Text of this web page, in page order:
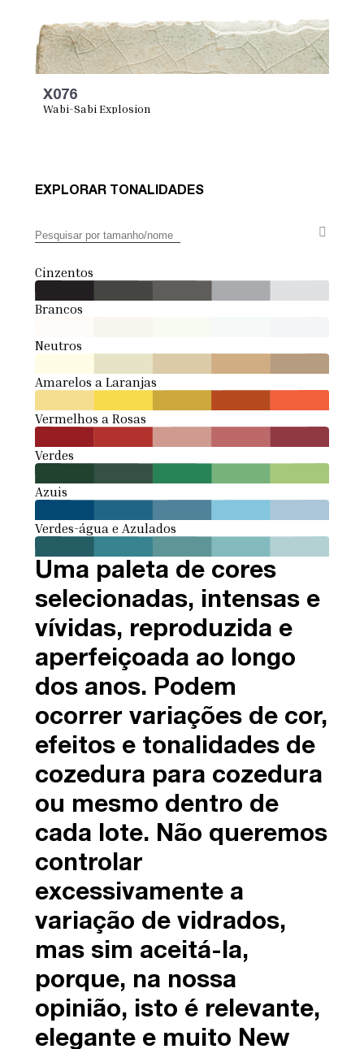
X076
Wabi-Sabi Explosion
EXPLORAR TONALIDADES
Cinzentos
Brancos
Neutros
Amarelos a Laranjas
Vermelhos a Rosas
Verdes
Azuis
Verdes-água e Azulados
Uma paleta de cores
selecionadas, intensas e
vívidas, reproduzida e
aperfeiçoada ao longo
dos anos. Podem
ocorrer variações de cor,
efeitos e tonalidades de
cozedura para cozedura
ou mesmo dentro de
cada lote. Não queremos
controlar
excessivamente a
variação de vidrados,
mas sim aceitá-la,
porque, na nossa
opinião, isto é relevante,
elegante e muito New